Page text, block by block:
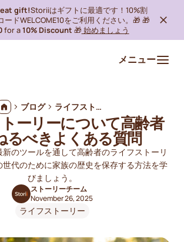
gift!Storiiはギフトに最適です！10%割
ードWELCOME10をご利用ください。🎁 🎁
for a10% Discount 🎁 始めましょう
メニュー
ブログ ライフストーリーについて高齢者に尋ねるべきよくある質問
ーリーについて高齢者
るべきよくある質問
のツールを通して高齢者のライフストーリ
世代のために家族の歴史を保存する方法を学
びましょう。
ストーリーチーム
November 26, 2025
ライフストーリー